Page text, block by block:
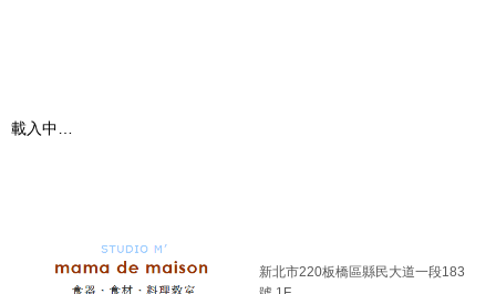
載入中…
新北市220板橋區縣民大道一段183